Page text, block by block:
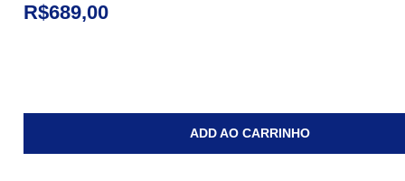
R$689,00
ADD AO CARRINHO